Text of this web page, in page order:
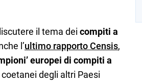
il tema dei compiti a
l’ultimo rapporto Censis,
europei di compiti a
degli altri Paesi